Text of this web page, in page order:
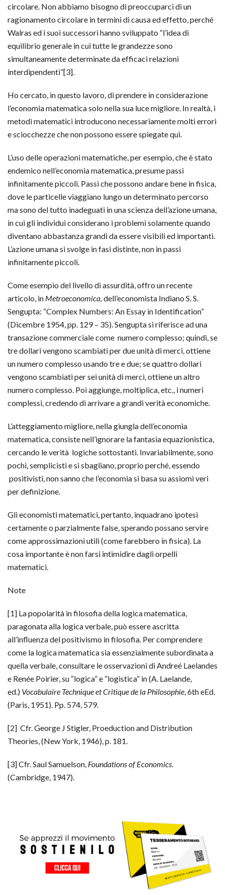
circolare. Non abbiamo bisogno di preoccuparci di un
ragionamento circolare in termini di causa ed effetto, perché
Walras ed i suoi successori hanno sviluppato “l’idea di
equilibrio generale in cui tutte le grandezze sono
simultaneamente determinate da efficaci relazioni
interdipendenti”[3].
Ho cercato, in questo lavoro, di prendere in considerazione
l’economia matematica solo nella sua luce migliore. In realtà, i
metodi matematici introducono necessariamente molti errori
e sciocchezze che non possono essere spiegate qui.
L’uso delle operazioni matematiche, per esempio, che è stato
endemico nell’economia matematica, presume passi
infinitamente piccoli. Passi che possono andare bene in fisica,
dove le particelle viaggiano lungo un determinato percorso
ma sono del tutto inadeguati in una scienza dell’azione umana,
in cui gli individui considerano i problemi solamente quando
diventano abbastanza grandi da essere visibili ed importanti.
L’azione umana si svolge in fasi distinte, non in passi
infinitamente piccoli.
Come esempio del livello di assurdità, offro un recente
articolo, in Metroeconomica,dell’economista Indiano S. S.
Sengupta: “Complex Numbers: An Essay in Identification”
(Dicembre 1954, pp. 129 – 35). Sengupta si riferisce ad una
transazione commerciale come numero complesso; quindi, se
tre dollari vengono scambiati per due unità di merci, ottiene
un numero complesso usando tre e due; se quattro dollari
vengono scambiati per sei unità di merci, ottiene un altro
numero complesso. Poi aggiunge, moltiplica, etc., i numeri
complessi, credendo di arrivare a grandi verità economiche.
L’atteggiamento migliore, nella giungla dell’economia
matematica, consiste nell’ignorare la fantasia equazionistica,
cercando le verità logiche sottostanti. Invariabilmente, sono
pochi, semplicisti e si sbagliano, proprio perché, essendo
positivisti, non sanno che l’economia si basa su assiomi veri
per definizione.
Gli economisti matematici, pertanto, inquadrano ipotesi
certamente o parzialmente false, sperando possano servire
come approssimazioni utili (come farebbero in fisica). La
cosa importante è non farsi intimidire dagli orpelli
matematici.
Note
[1] La popolarità in filosofia della logica matematica,
paragonata alla logica verbale, può essere ascritta
all’influenza del positivismo in filosofia. Per comprendere
come la logica matematica sia essenzialmente subordinata a
quella verbale, consultare le osservazioni di Andreé Laelandes
e Renée Poirier, su “logica” e “logistica” in (A. Laelande,
ed.) Vocabulaire Technique et Critique de la Philosophie, 6th eEd.
(Paris, 1951). Pp. 574, 579.
[2] Cfr. George J Stigler, Proeduction and Distribution
Theories, (New York, 1946), p. 181.
[3] Cfr. Saul Samuelson, Foundations of Economics.
(Cambridge, 1947).